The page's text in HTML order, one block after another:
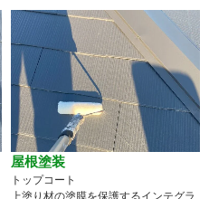
屋根塗装
トップコート
上塗り材の塗膜を保護するインテグラ